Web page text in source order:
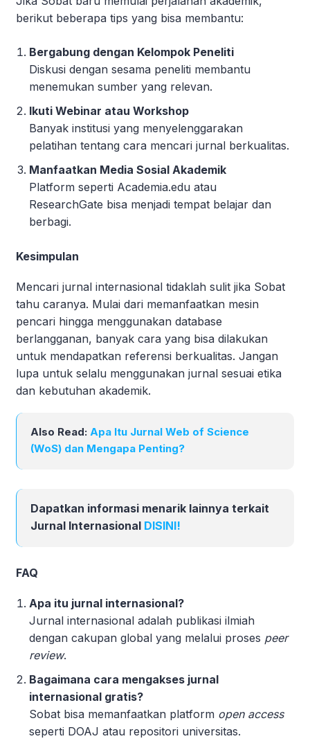
berikut beberapa tips yang bisa membantu:
Bergabung dengan Kelompok Peneliti
Diskusi dengan sesama peneliti membantu
menemukan sumber yang relevan.
Ikuti Webinar atau Workshop
Banyak institusi yang menyelenggarakan
pelatihan tentang cara mencari jurnal berkualitas.
Manfaatkan Media Sosial Akademik
Platform seperti Academia.edu atau
ResearchGate bisa menjadi tempat belajar dan
berbagi.
Kesimpulan
Mencari jurnal internasional tidaklah sulit jika Sobat
tahu caranya. Mulai dari memanfaatkan mesin
pencari hingga menggunakan database
berlangganan, banyak cara yang bisa dilakukan
untuk mendapatkan referensi berkualitas. Jangan
lupa untuk selalu menggunakan jurnal sesuai etika
dan kebutuhan akademik.
Also Read: Apa Itu Jurnal Web of Science
(WoS) dan Mengapa Penting?
Dapatkan informasi menarik lainnya terkait
Jurnal Internasional DISINI!
FAQ
Apa itu jurnal internasional?
Jurnal internasional adalah publikasi ilmiah
dengan cakupan global yang melalui proses peer
review.
Bagaimana cara mengakses jurnal
internasional gratis?
Sobat bisa memanfaatkan platform open access
seperti DOAJ atau repositori universitas.